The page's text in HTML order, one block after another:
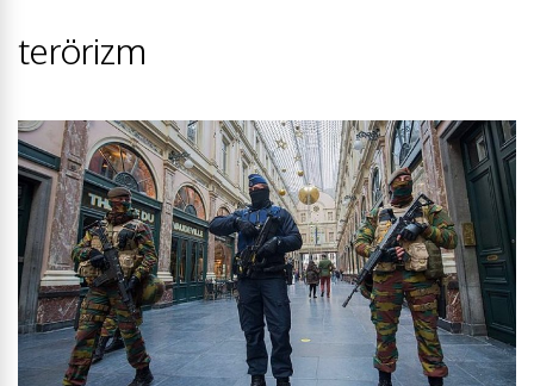
terörizm